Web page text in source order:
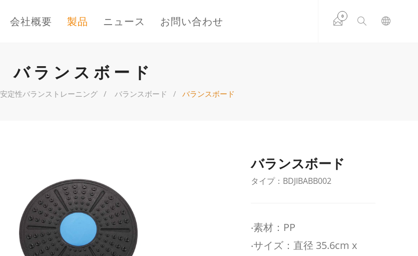
0
会社概要 製品 ニュース お問い合わせ
バランスボード
安定性バランストレーニング バランスボード バランスボード
バランスボード
タイプ：BDJIBABB002
‧素材：PP
‧サイズ：直径 35.6cm x